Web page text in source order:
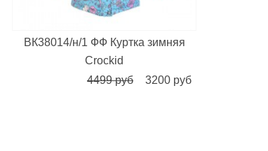
ВК38014/н/1 ФФ Куртка зимняя
Crockid
4499 руб
3200 руб